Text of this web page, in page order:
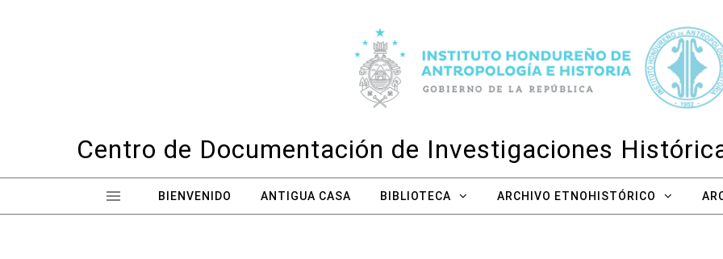
Centro de Documentación de Investigaciones
BIENVENIDO ANTIGUA CASA BIBLIOTECA ARCHIVO ETNOHISTÓRICO